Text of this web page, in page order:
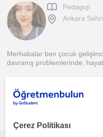
Pedagoji
Ankara Sehri
Merhabalar ben çocuk
davranış problemlerinde,
Çerez Politikası